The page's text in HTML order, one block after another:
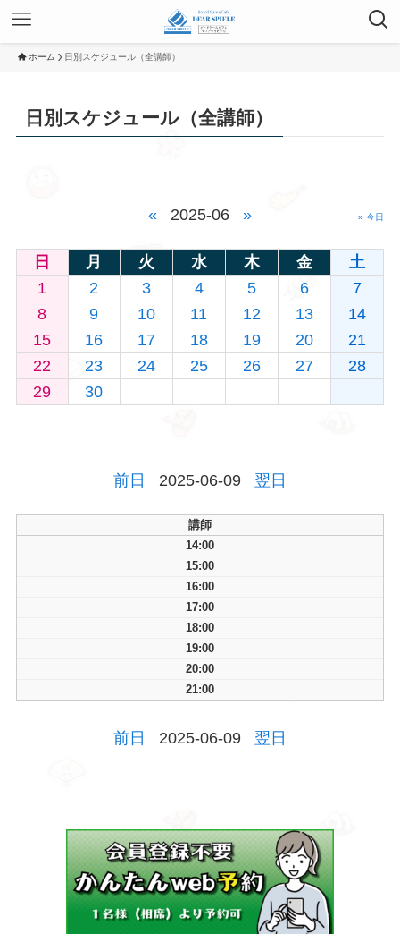
ホーム 日別スケジュール（全講師）
日別スケジュール（全講師）
« 2025-06 » » 今日
日 月 火 水 木 金
土
1
2 3 4 5 6
7
8
9 10 11 12 13
14
15
16 17 18 19 20
21
22
23 24 25 26 27
28
29
30
前日 2025-06-09 翌日
講師
14:00
15:00
16:00
17:00
18:00
19:00
20:00
21:00
前日 2025-06-09 翌日